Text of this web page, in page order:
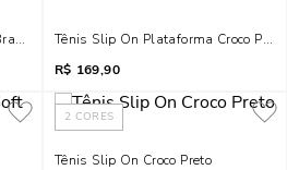
Tênis Slip On Plataforma Croco Preto
R$ 169,90
2 CORES
Tênis Slip On Croco Preto